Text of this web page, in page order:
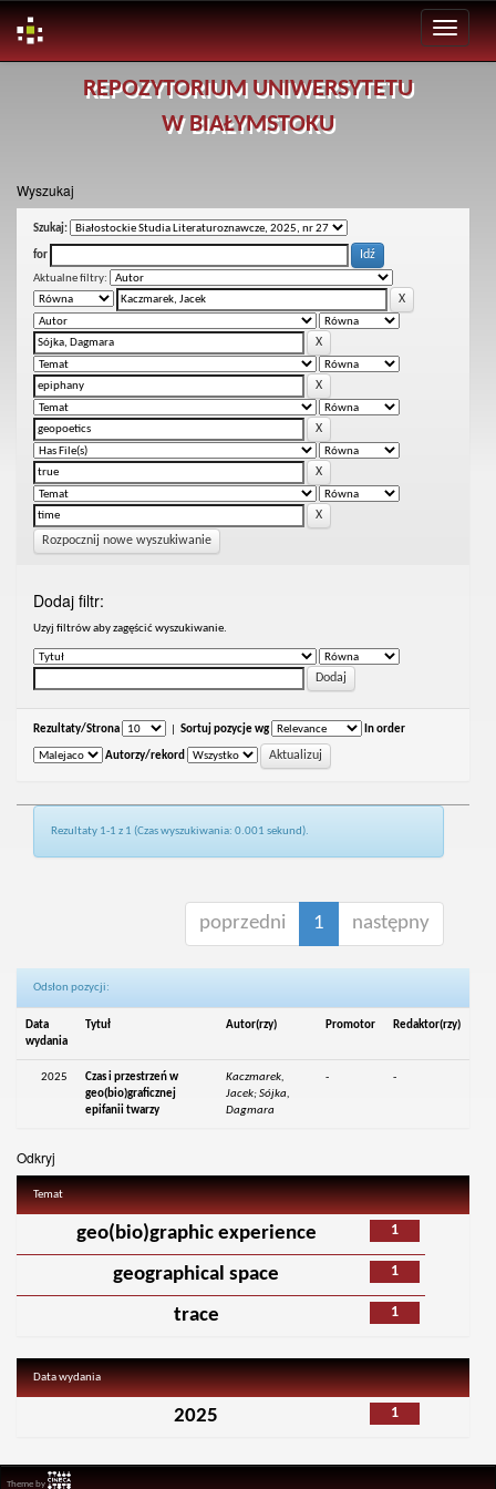
REPOZYTORIUM UNIWERSYTETU
W BIAŁYMSTOKU
Wyszukaj
Szukaj:
for
Aktualne filtry:
Rozpocznij nowe wyszukiwanie
Dodaj filtr:
Uzyj filtrów aby zagęścić wyszukiwanie.
Rezultaty/Strona Sortuj pozycje wg In order
Autorzy/rekord
Rezultaty 1-1 z 1 (Czas wyszukiwania: 0.001 sekund).
poprzedni 1 następny
Odsłon pozycji:
Data
wydania
Tytuł Autor(rzy) Promotor Redaktor(rzy)
2025
Czas i przestrzeń w
geo(bio)graficznej
epifanii twarzy
Kaczmarek,
Jacek; Sójka,
Dagmara
- -
Odkryj
Temat
1
geo(bio)graphic experience
1
geographical space
1
trace
Data wydania
1
2025
Theme by